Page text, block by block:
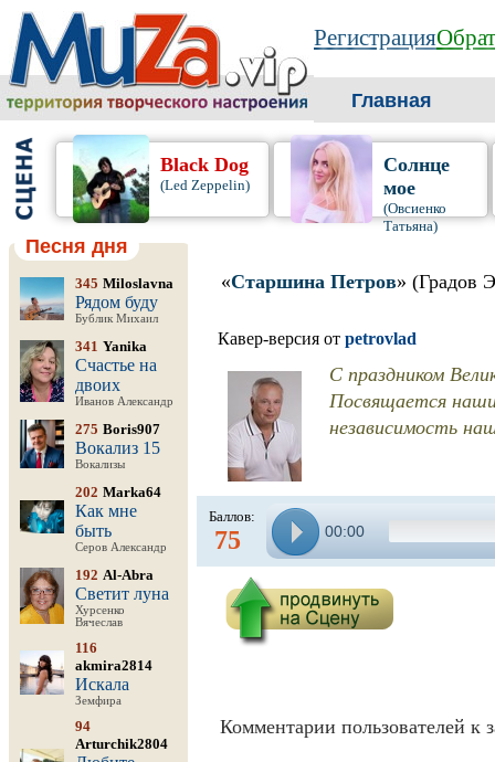
Регистрация
Главная
Black Dog
(Led Zeppelin)
Солнце
мое
(Овсиенко
Татьяна)
Песня дня
345 Miloslavna
Рядом буду
Бублик Михаил
341 Yanika
Счастье на
двоих
Иванов Александр
275 Boris907
Вокализ 15
Вокализы
202 Marka64
Как мне
быть
Серов Александр
192 Al-Abra
Светит луна
Хурсенко
Вячеслав
116
akmira2814
Искала
Земфира
94
Arturchik2804
«Старшина Петров» (Градов
Кавер-версия от petrovlad
С праздником
Посвящается
независимость
Баллов:
75 00:00
Комментарии пользователей к